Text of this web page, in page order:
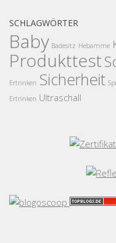
SCHLAGWÖRTER
Baby Badesitz Hebamme
Produkttest
Ertrinken Sicherheit
Ertrinken Ultraschall